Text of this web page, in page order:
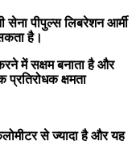
सेना पीपुल्स लिबरेशन आर्मी
है।
में सक्षम बनाता है और
क्षमता
से ज्यादा है और यह